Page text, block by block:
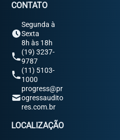
CONTATO
Segunda à
Sexta
8h às 18h
(19) 3237-
9787
(11) 5103-
1000
progress@pr
ogressaudito
res.com.br
LOCALIZAÇÃO